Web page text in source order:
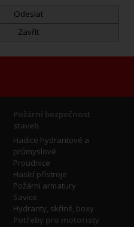
Požární bezpečnost
staveb
Hadice hydrantové a
průmyslové
Proudnice
Hasící přístroje
Požární armatury
Savice
Hydranty, skříně, boxy
Potřeby pro motoristy